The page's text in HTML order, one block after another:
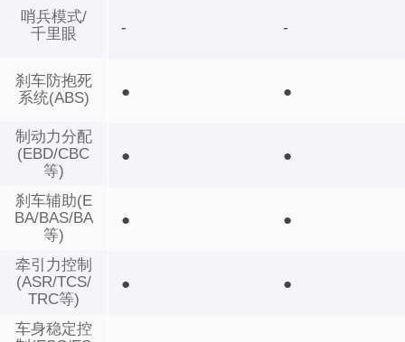
哨兵模式/
千里眼
刹车防抱死
系统(ABS)
制动力分配
(EBD/CBC
等)
刹车辅助(E
BA/BAS/BA
等)
牵引力控制
(ASR/TCS/
TRC等)
车身稳定控
- -
● ●
● ●
● ●
● ●